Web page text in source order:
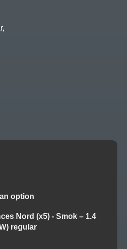
option
Nord (x5) - Smok – 1.4
regular